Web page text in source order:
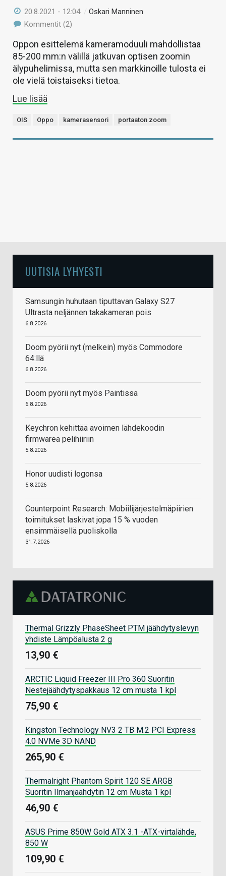
20.8.2021 - 12:04 /Oskari Manninen
Kommentit (2)
Oppon esittelemä kameramoduuli mahdollistaa
85-200 mm:n välillä jatkuvan optisen zoomin
älypuhelimissa, mutta sen markkinoille tulosta ei
ole vielä toistaiseksi tietoa.
Lue lisää
OIS Oppo kamerasensori portaaton zoom
UUTISIA LYHYESTI
Samsungin huhutaan tiputtavan Galaxy S27
Ultrasta neljännen takakameran pois
6.8.2026
Doom pyörii nyt (melkein) myös Commodore
64:llä
6.8.2026
Doom pyörii nyt myös Paintissa
6.8.2026
Keychron kehittää avoimen lähdekoodin
firmwarea pelihiiriin
5.8.2026
Honor uudisti logonsa
5.8.2026
Counterpoint Research: Mobiilijärjestelmäpiirien
toimitukset laskivat jopa 15 % vuoden
ensimmäisellä puoliskolla
31.7.2026
Thermal Grizzly PhaseSheet PTM jäähdytyslevyn
yhdiste Lämpöalusta 2 g
13,90 €
ARCTIC Liquid Freezer III Pro 360 Suoritin
Nestejäähdytyspakkaus 12 cm musta 1 kpl
75,90 €
Kingston Technology NV3 2 TB M.2 PCI Express
4.0 NVMe 3D NAND
265,90 €
Thermalright Phantom Spirit 120 SE ARGB
Suoritin Ilmanjäähdytin 12 cm Musta 1 kpl
46,90 €
ASUS Prime 850W Gold ATX 3.1 -ATX-virtalähde,
850 W
109,90 €